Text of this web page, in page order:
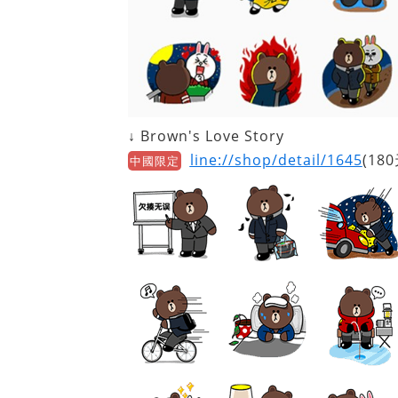
↓ Brown's Love Story
中國限定 line://shop/detail/1645(180